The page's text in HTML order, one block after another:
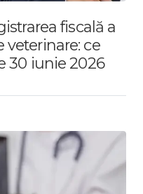
fiscală a
ce
30 iunie 2026